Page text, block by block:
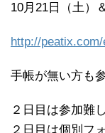
10月21日（土）
http://
手帳が無い方も
２日目は参加難
２日目は個別フ